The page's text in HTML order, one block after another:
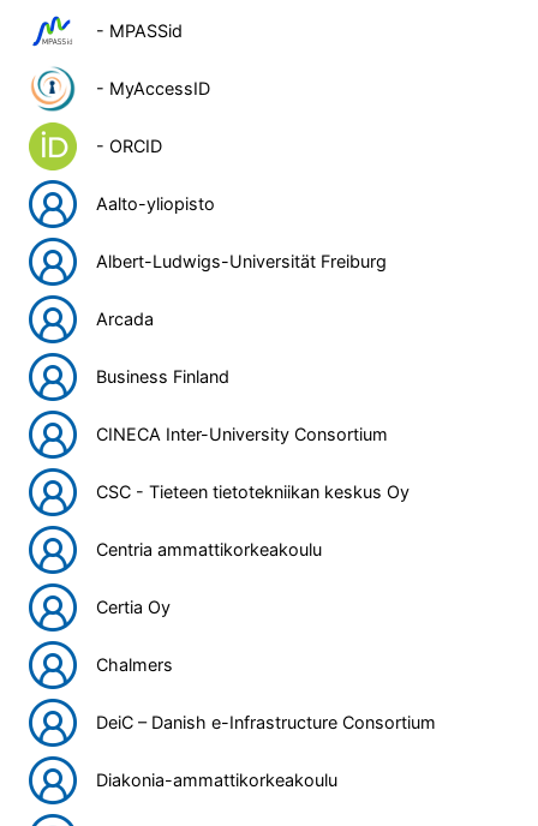
- MPASSid
- MyAccessID
- ORCID
Aalto-yliopisto
Albert-Ludwigs-Universität Freiburg
Arcada
Business Finland
CINECA Inter-University Consortium
CSC - Tieteen tietotekniikan keskus Oy
Centria ammattikorkeakoulu
Certia Oy
Chalmers
DeiC – Danish e-Infrastructure Consortium
Diakonia-ammattikorkeakoulu